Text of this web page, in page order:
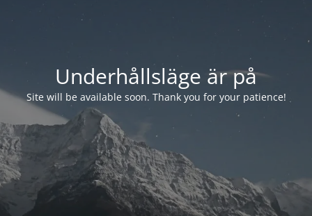
Underhållsläge är på
Site will be available soon. Thank you for your patience!